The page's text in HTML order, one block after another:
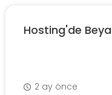
Hosting'de
2 ay önce